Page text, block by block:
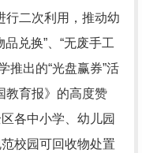
二次利用，推动幼
品兑换”、“无废手工
推出的“光盘赢券”活
教育报》的高度赞
各中小学、幼儿园
校园可回收物处置